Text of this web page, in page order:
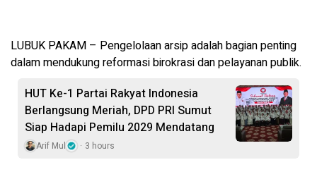
LUBUK PAKAM – Pengelolaan arsip adalah bagian penting
dalam mendukung reformasi birokrasi dan pelayanan publik.
HUT Ke-1 Partai Rakyat Indonesia
Berlangsung Meriah, DPD PRI Sumut
Siap Hadapi Pemilu 2029 Mendatang
Arif Mul 3 hours